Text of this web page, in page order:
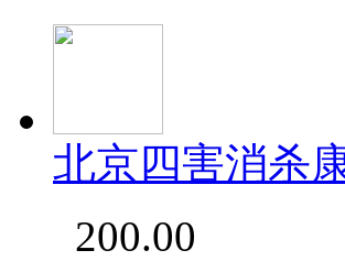
北京四害消杀
200.00